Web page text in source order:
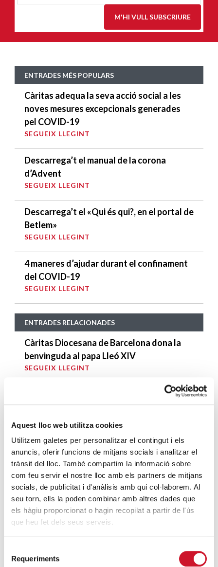
Aquest lloc web utilitza cookies
Utilitzem galetes per personalitzar el contingut i els
anuncis, oferir funcions de mitjans socials i analitzar el
trànsit del lloc. També compartim la informació sobre
com feu servir el nostre lloc amb els partners de mitjans
socials, de publicitat i d'anàlisis amb qui col·laborem. Al
seu torn, ells la poden combinar amb altres dades que
els hàgiu proporcionat o hagin recopilat a partir de l'ús
que heu fet dels seus serveis.
Requeriments
M'HI VULL SUBSCRIURE
ENTRADES MÉS POPULARS
Càritas adequa la seva acció social a les
noves mesures excepcionals generades
pel COVID-19
SEGUEIX LLEGINT
Descarrega’t el manual de la corona
d’Advent
SEGUEIX LLEGINT
Descarrega’t el «Qui és qui?, en el portal de
Betlem»
SEGUEIX LLEGINT
4 maneres d’ajudar durant el confinament
del COVID-19
SEGUEIX LLEGINT
ENTRADES RELACIONADES
Càritas Diocesana de Barcelona dona la
benvinguda al papa Lleó XIV
SEGUEIX LLEGINT
Mons. Omella visita una família síria
refugiada a Barcelona
Una immersió en la tasca de Càritas
Diocesana de Barcelona
SEGUEIX LLEGINT
Les entitats d’acció social de l’església
rebutgen l’acord subscrit entre la UE i
Turquia per retornar a tots els refugiats